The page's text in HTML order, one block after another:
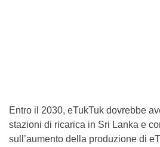
Entro il 2030, eTukTuk dovrebbe
stazioni di ricarica in Sri Lanka e
sull’aumento della produzione di